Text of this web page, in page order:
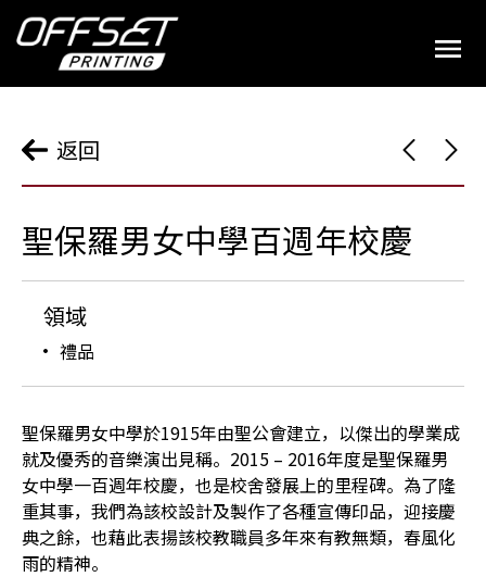
返回
聖保羅男女中學百週年校慶
領域
禮品
聖保羅男女中學於1915年由聖公會建立，以傑出的學業成
就及優秀的音樂演出見稱。2015 – 2016年度是聖保羅男
女中學一百週年校慶，也是校舍發展上的里程碑。為了隆
重其事，我們為該校設計及製作了各種宣傳印品，迎接慶
典之餘，也藉此表揚該校教職員多年來有教無類，春風化
雨的精神。